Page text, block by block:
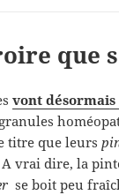
que
vont
titre que leurs
A vrai dire, la
se boit peu